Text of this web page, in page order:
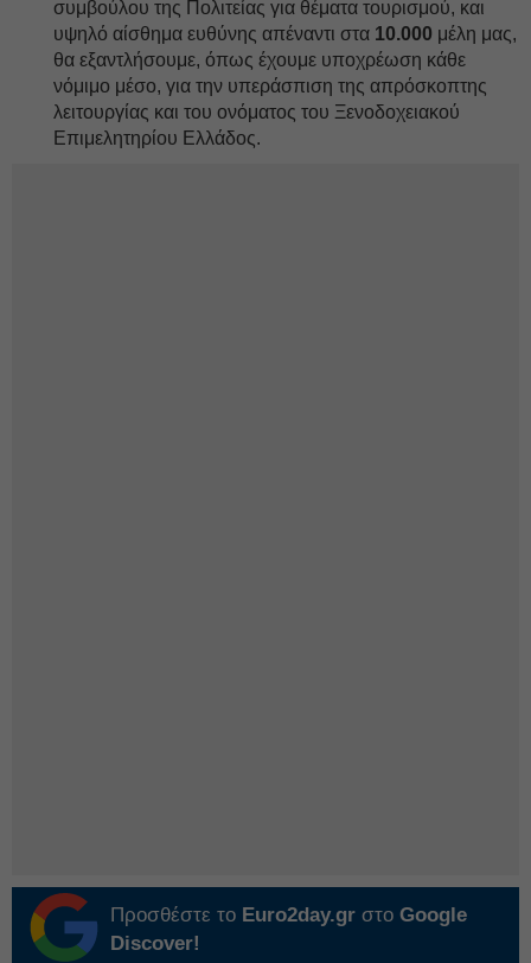
συμβούλου της Πολιτείας για θέματα τουρισμού, και
υψηλό αίσθημα ευθύνης απέναντι στα 10.000 μέλη μας,
θα εξαντλήσουμε, όπως έχουμε υποχρέωση κάθε
νόμιμο μέσο, για την υπεράσπιση της απρόσκοπτης
λειτουργίας και του ονόματος του Ξενοδοχειακού
Επιμελητηρίου Ελλάδος.
Προσθέστε το Euro2day.gr στο Google
Discover!